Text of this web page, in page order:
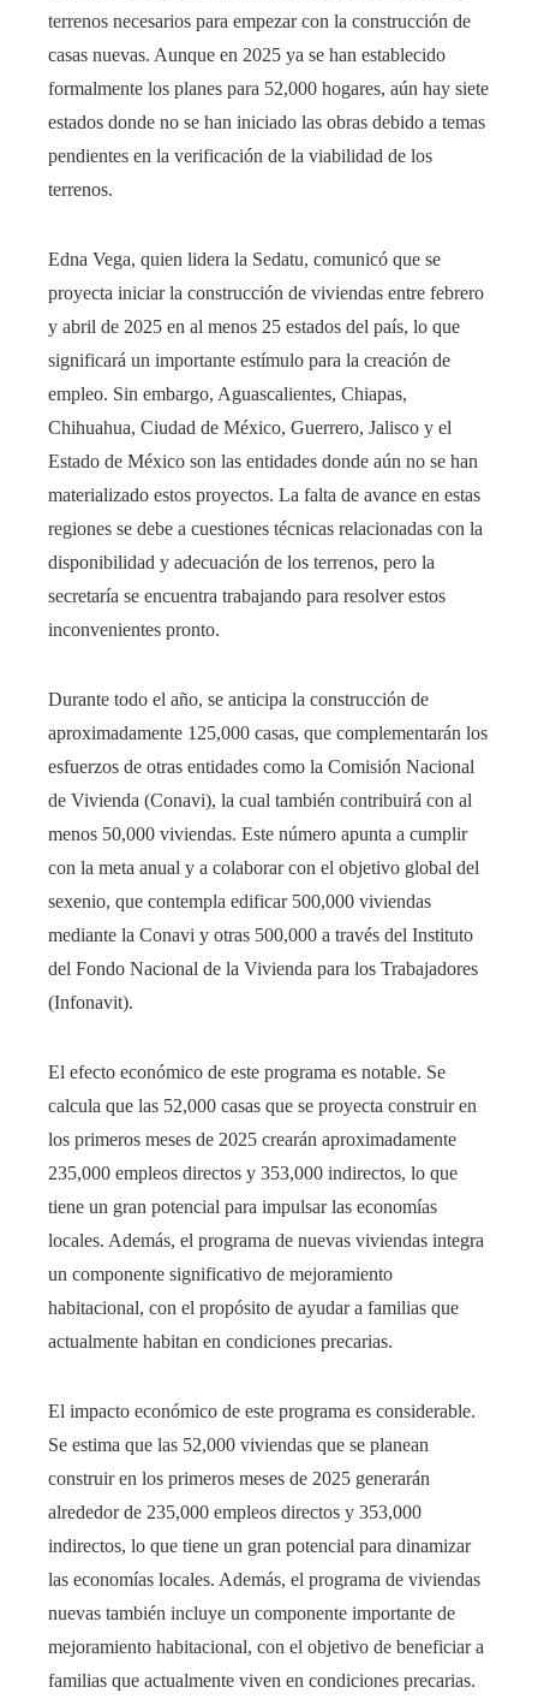
terrenos necesarios para empezar con la construcción de
casas nuevas. Aunque en 2025 ya se han establecido
formalmente los planes para 52,000 hogares, aún hay siete
estados donde no se han iniciado las obras debido a temas
pendientes en la verificación de la viabilidad de los
terrenos.
Edna Vega, quien lidera la Sedatu, comunicó que se
proyecta iniciar la construcción de viviendas entre febrero
y abril de 2025 en al menos 25 estados del país, lo que
significará un importante estímulo para la creación de
empleo. Sin embargo, Aguascalientes, Chiapas,
Chihuahua, Ciudad de México, Guerrero, Jalisco y el
Estado de México son las entidades donde aún no se han
materializado estos proyectos. La falta de avance en estas
regiones se debe a cuestiones técnicas relacionadas con la
disponibilidad y adecuación de los terrenos, pero la
secretaría se encuentra trabajando para resolver estos
inconvenientes pronto.
Durante todo el año, se anticipa la construcción de
aproximadamente 125,000 casas, que complementarán los
esfuerzos de otras entidades como la Comisión Nacional
de Vivienda (Conavi), la cual también contribuirá con al
menos 50,000 viviendas. Este número apunta a cumplir
con la meta anual y a colaborar con el objetivo global del
sexenio, que contempla edificar 500,000 viviendas
mediante la Conavi y otras 500,000 a través del Instituto
del Fondo Nacional de la Vivienda para los Trabajadores
(Infonavit).
El efecto económico de este programa es notable. Se
calcula que las 52,000 casas que se proyecta construir en
los primeros meses de 2025 crearán aproximadamente
235,000 empleos directos y 353,000 indirectos, lo que
tiene un gran potencial para impulsar las economías
locales. Además, el programa de nuevas viviendas integra
un componente significativo de mejoramiento
habitacional, con el propósito de ayudar a familias que
actualmente habitan en condiciones precarias.
El impacto económico de este programa es considerable.
Se estima que las 52,000 viviendas que se planean
construir en los primeros meses de 2025 generarán
alrededor de 235,000 empleos directos y 353,000
indirectos, lo que tiene un gran potencial para dinamizar
las economías locales. Además, el programa de viviendas
nuevas también incluye un componente importante de
mejoramiento habitacional, con el objetivo de beneficiar a
familias que actualmente viven en condiciones precarias.